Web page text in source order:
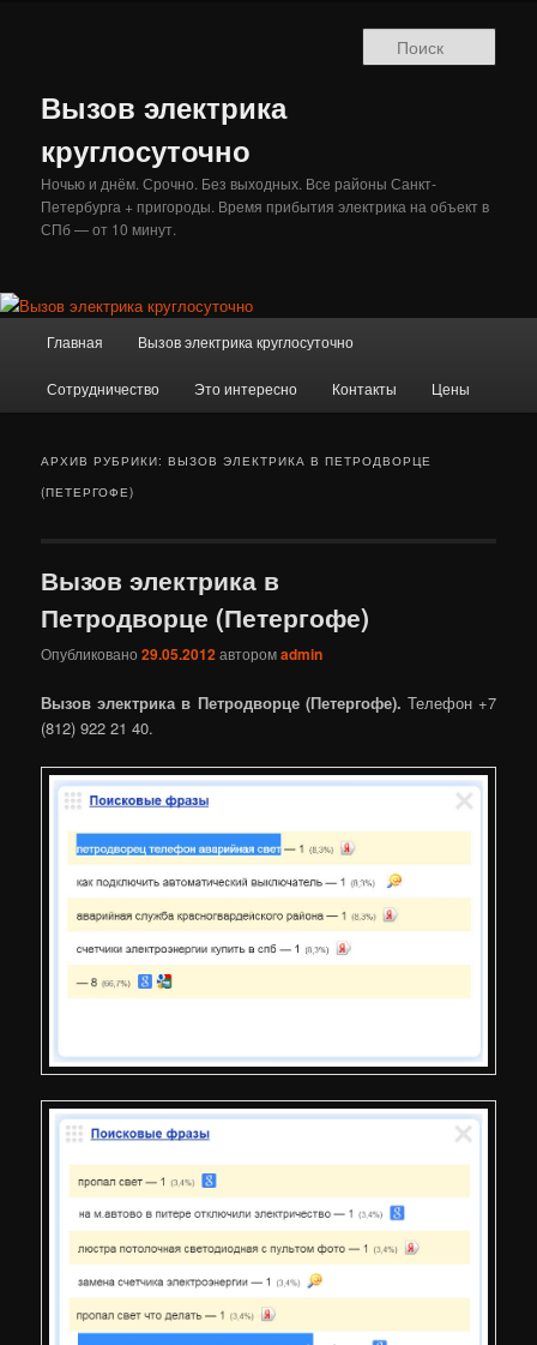
Вызов электрика
круглосуточно
Ночью и днём. Срочно. Без выходных. Все районы Санкт-
Петербурга + пригороды. Время прибытия электрика на объект в
СПб — от 10 минут.
Главная Вызов электрика круглосуточно
Сотрудничество Это интересно Контакты Цены
АРХИВ РУБРИКИ:ВЫЗОВ ЭЛЕКТРИКА В ПЕТРОДВОРЦЕ
(ПЕТЕРГОФЕ)
Вызов электрика в
Петродворце (Петергофе)
Опубликовано29.05.2012авторомadmin
Вызов электрика в Петродворце (Петергофе). Телефон +7
(812) 922 21 40.